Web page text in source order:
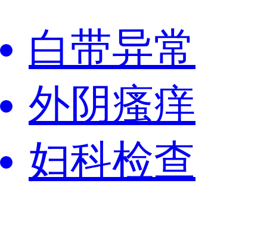
白带异常
外阴瘙痒
妇科检查